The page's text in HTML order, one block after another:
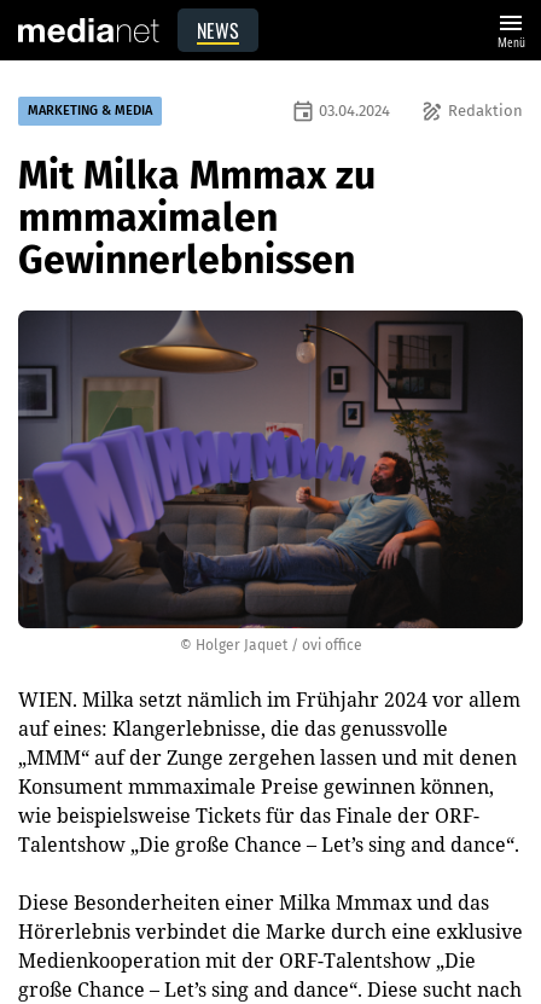
NEWS menu
Menü
© Holger Jaquet / ovi office
MARKETING & MEDIA draw Redaktion
event 03.04.2024
Mit Milka Mmmax zu
mmmaximalen
Gewinnerlebnissen
WIEN. Milka setzt nämlich im Frühjahr 2024 vor allem
auf eines: Klangerlebnisse, die das genussvolle
„MMM“ auf der Zunge zergehen lassen und mit denen
Konsument mmmaximale Preise gewinnen können,
wie beispielsweise Tickets für das Finale der ORF-
Talentshow „Die große Chance – Let’s sing and dance“.
Diese Besonderheiten einer Milka Mmmax und das
Hörerlebnis verbindet die Marke durch eine exklusive
Medienkooperation mit der ORF-Talentshow „Die
große Chance – Let’s sing and dance“. Diese sucht nach